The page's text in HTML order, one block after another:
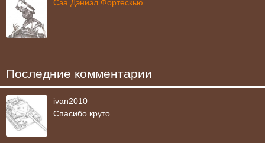
Сэа Дэниэл Фортескью
Последние комментарии
ivan2010
Спасибо круто